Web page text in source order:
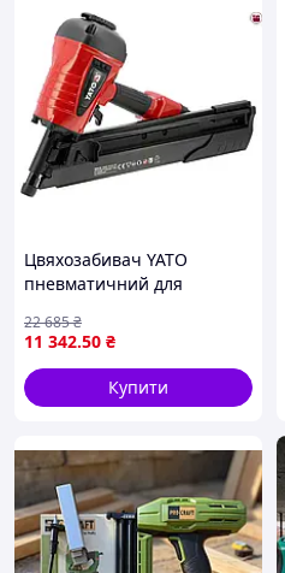
Цвяхозабивач YATO
пневматичний для
мм з боковим
завантаженням
11 342.50 ₴
22 685₴
Купити